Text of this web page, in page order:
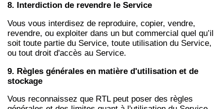
8. Interdiction de revendre le Service
Vous vous interdisez de reproduire, copier, vendre,
revendre, ou exploiter dans un but commercial quel qu’il
soit toute partie du Service, toute utilisation du Service,
ou tout droit d'accès au Service.
9. Règles générales en matière d'utilisation et de
stockage
Vous reconnaissez que RTL peut poser des règles